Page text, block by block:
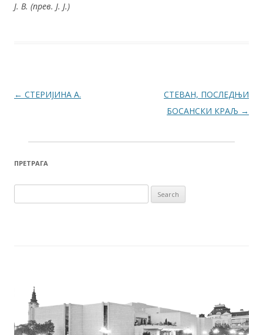
Ј. В. (прев. Ј. Ј.)
Post navigation
← СТЕРИЈИНА А.
СТЕВАН, ПОСЛЕДЊИ
БОСАНСКИ КРАЉ →
ПРЕТРАГА